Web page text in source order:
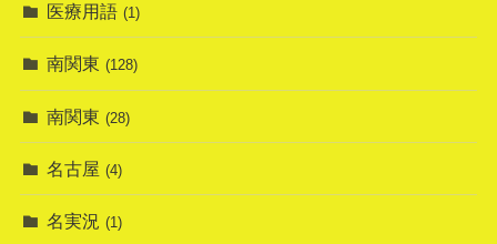
医療用語 (1)
南関東 (128)
南関東 (28)
名古屋 (4)
名実況 (1)